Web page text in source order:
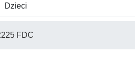
Dzieci